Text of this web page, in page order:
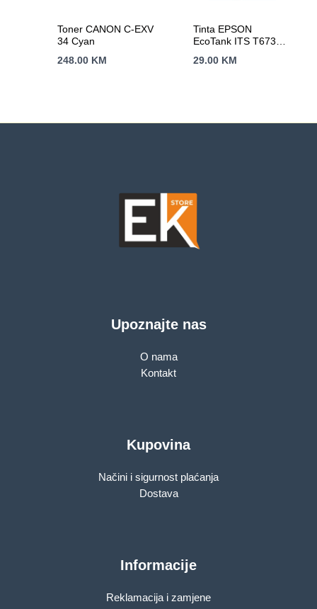
Toner CANON C-EXV
34 Cyan
248.00 KM
Tinta EPSON
EcoTank ITS T6733
29.00 KM
Upoznajte nas
O nama
Kontakt
Kupovina
Načini i sigurnost plaćanja
Dostava
Informacije
Reklamacija i zamjene